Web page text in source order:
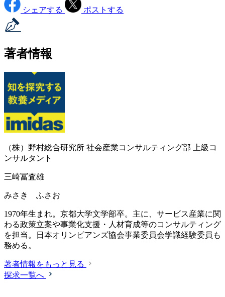
シェアする ポストする
著者情報
（株）野村総合研究所 社会産業コンサルティング部 上級コ
ンサルタント
三崎冨査雄
みさき ふさお
1970年生まれ。京都大学文学部卒。主に、サービス産業に関
わる政策立案や事業化支援・人材育成等のコンサルティング
を担当。日本オリンピアンズ協会事業委員会学識経験委員も
務める。
著者情報をもっと見る
探求一覧へ